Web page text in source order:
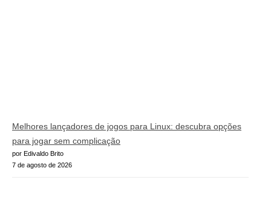
Melhores lançadores de jogos para Linux: descubra opções
para jogar sem complicação
por Edivaldo Brito
7 de agosto de 2026